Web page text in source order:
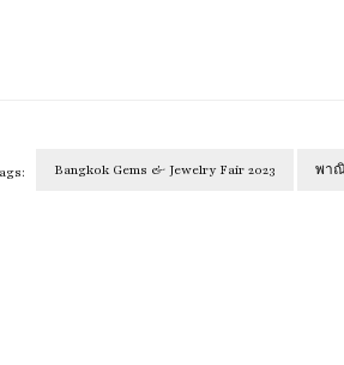
Bangkok Gems & Jewelry Fair 2023 พา